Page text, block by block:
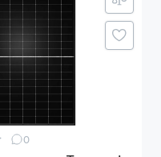
на 90% выходной
на 80% выходной
соответствия
0